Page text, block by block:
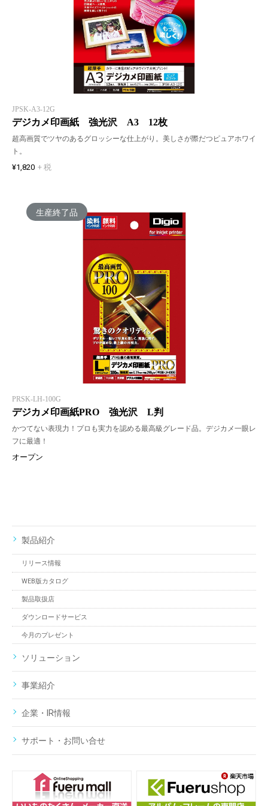
JPSK-A3-12G
デジカメ印画紙 強光沢 A3 12枚
超高画質でツヤのあるグロッシーな仕上がり。美しさが際だつピュアホワイ
ト。
¥1,820 + 税
生産終了品
PRSK-LH-100G
デジカメ印画紙PRO 強光沢 L判
かつてない表現力！プロも実力を認める最高級グレード品。デジカメ一眼レ
フに最適！
オープン
製品紹介
リリース情報
WEB版カタログ
製品取扱店
ダウンロードサービス
今月のプレゼント
ソリューション
事業紹介
企業・IR情報
サポート・お問い合せ